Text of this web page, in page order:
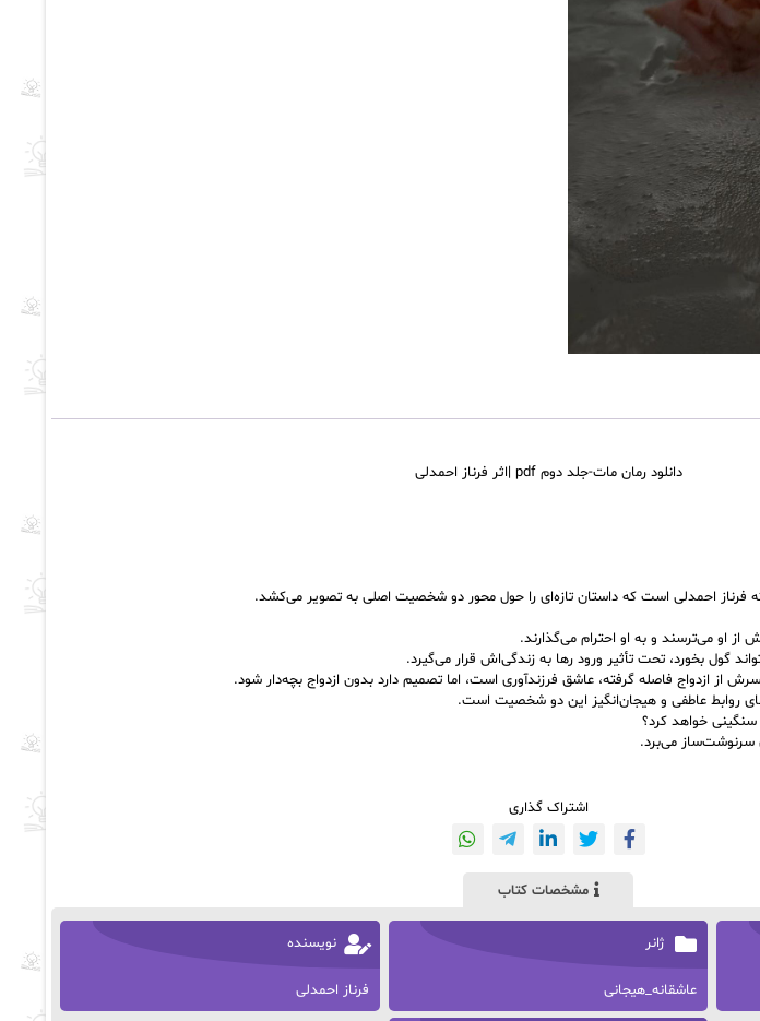
دانلود رمان مات-جلد دوم pdf |اثر فرناز احمدلی
فرناز احمدلی است که داستان تازه‌ای را حول محور دو شخصیت اصلی به تصویر می‌کشد.
از او می‌ترسند و به او احترام می‌گذارند.
گول بخورد، تحت تأثیر ورود رها به زندگی‌اش قرار می‌گیرد.
روابط عاطفی و هیجان‌انگیز این دو شخصیت است.
خواهد کرد؟
سرنوشت‌ساز می‌برد.
اشتراک گذاری
مشخصات کتاب
ژانر
عاشقانه_هیجانی
نویسنده
فرناز احمدلی